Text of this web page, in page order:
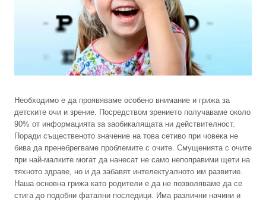
Необходимо е да проявяваме особено внимание и грижа за
детските очи и зрение. Посредством зрението получаваме около
90% от информацията за заобикалящата ни действителност.
Поради същественото значение на това сетиво при човека не
бива да пренебрегваме проблемите с очите. Смущенията с очите
при най-малките могат да нанесат не само непоправими щети на
тяхното здраве, но и да забавят интелектуалното им развитие.
Наша основна грижа като родители е да не позволяваме да се
стига до подобни фатални последици. Има различни начини и